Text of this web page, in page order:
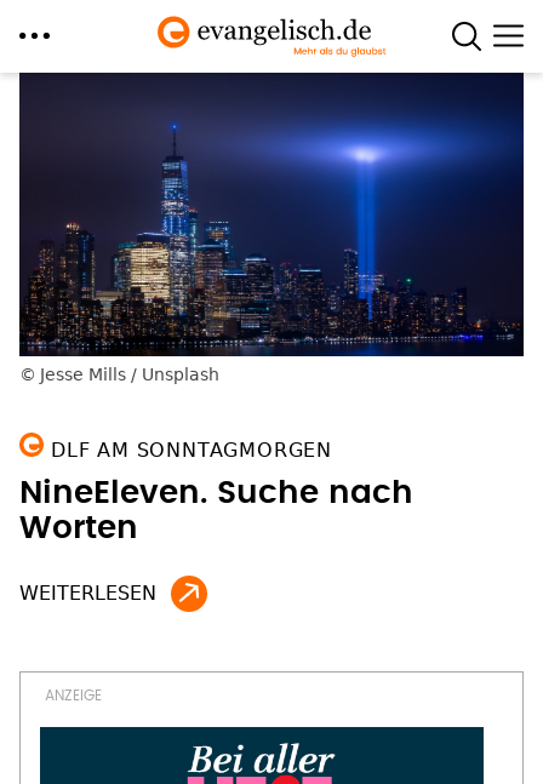
Jesse Mills / Unsplash
DLF AM SONNTAGMORGEN
NineEleven. Suche nach
Worten